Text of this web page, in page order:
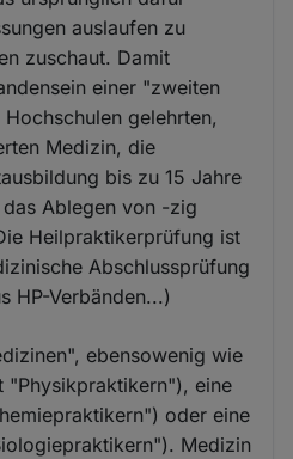
auslaufen zu
zuschaut. Damit
einer "zweiten
gelehrten,
Medizin, die
bis zu 15 Jahre
Ablegen von -zig
Heilpraktikerprüfung ist
Abschlussprüfung
HP-Verbänden...)
ebensowenig wie
"Physikpraktikern"), eine
oder eine
Medizin